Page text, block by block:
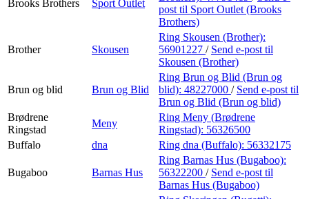
Brooks Brothers Sport Outlet
post til Sport Outlet (Brooks
Brothers)
Brother Skousen
Ring Skousen (Brother):
56901227 / Send e-post til
Skousen (Brother)
Brun og blid Brun og Blid
Ring Brun og Blid (Brun og
blid): 48227000 / Send e-post til
Brun og Blid (Brun og blid)
Brødrene
Ringstad
Meny
Ring Meny (Brødrene
Ringstad): 56326500
Buffalo
dna Ring dna (Buffalo): 56332175
Bugaboo Barnas Hus
Ring Barnas Hus (Bugaboo):
56322200 / Send e-post til
Barnas Hus (Bugaboo)